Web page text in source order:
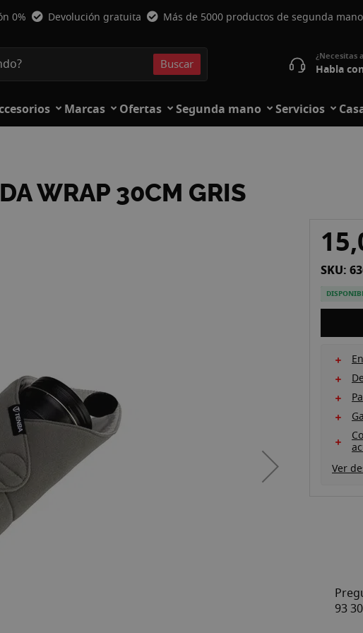
0% Devolución gratuita Más de 5000 productos de segunda mano
Buscar Habla
Marcas Ofertas Segunda mano Servicios
WRAP 30CM GRIS
SKU:
Ver
93